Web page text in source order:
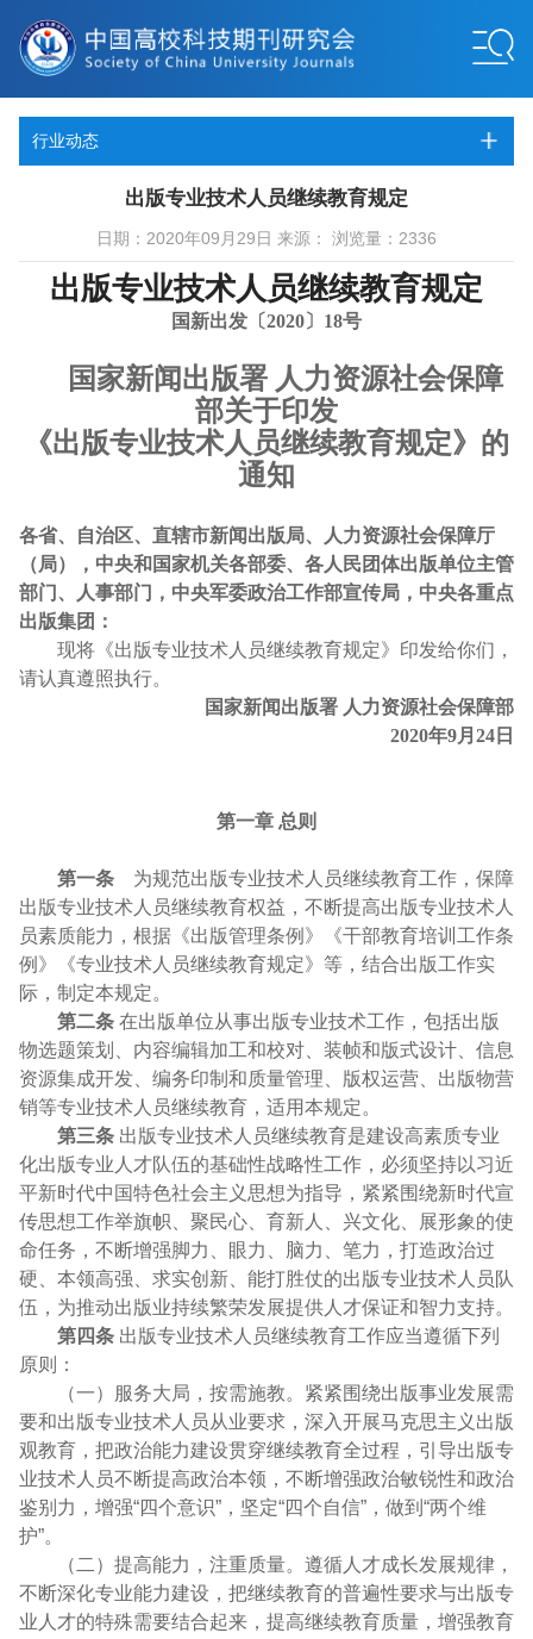
行业动态
出版专业技术人员继续教育规定
日期：2020年09月29日 来源： 浏览量：2336
出版专业技术人员继续教育规定
国新出发〔2020〕18号
国家新闻出版署 人力资源社会保障
部关于印发
《出版专业技术人员继续教育规定》的
通知
各省、自治区、直辖市新闻出版局、人力资源社会保障厅
（局），中央和国家机关各部委、各人民团体出版单位主管
部门、人事部门，中央军委政治工作部宣传局，中央各重点
出版集团：
现将《出版专业技术人员继续教育规定》印发给你们，
请认真遵照执行。
国家新闻出版署 人力资源社会保障部
2020年9月24日
第一章 总则
第一条为规范出版专业技术人员继续教育工作，保障
出版专业技术人员继续教育权益，不断提高出版专业技术人
员素质能力，根据《出版管理条例》《干部教育培训工作条
例》《专业技术人员继续教育规定》等，结合出版工作实
际，制定本规定。
第二条在出版单位从事出版专业技术工作，包括出版
物选题策划、内容编辑加工和校对、装帧和版式设计、信息
资源集成开发、编务印制和质量管理、版权运营、出版物营
销等专业技术人员继续教育，适用本规定。
第三条出版专业技术人员继续教育是建设高素质专业
化出版专业人才队伍的基础性战略性工作，必须坚持以习近
平新时代中国特色社会主义思想为指导，紧紧围绕新时代宣
传思想工作举旗帜、聚民心、育新人、兴文化、展形象的使
命任务，不断增强脚力、眼力、脑力、笔力，打造政治过
硬、本领高强、求实创新、能打胜仗的出版专业技术人员队
伍，为推动出版业持续繁荣发展提供人才保证和智力支持。
第四条出版专业技术人员继续教育工作应当遵循下列
原则：
（一）服务大局，按需施教。紧紧围绕出版事业发展需
要和出版专业技术人员从业要求，深入开展马克思主义出版
观教育，把政治能力建设贯穿继续教育全过程，引导出版专
业技术人员不断提高政治本领，不断增强政治敏锐性和政治
鉴别力，增强“四个意识”，坚定“四个自信”，做到“两个维
护”。
（二）提高能力，注重质量。遵循人才成长发展规律，
不断深化专业能力建设，把继续教育的普遍性要求与出版专
业人才的特殊需要结合起来，提高继续教育质量，增强教育